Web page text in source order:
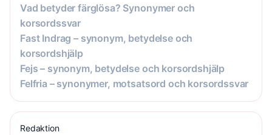
Vad betyder färglösa? Synonymer och
korsordssvar
Fast Indrag – synonym, betydelse och
korsordshjälp
Fejs – synonym, betydelse och korsordshjälp
Felfria – synonymer, motsatsord och korsordssvar
Redaktion